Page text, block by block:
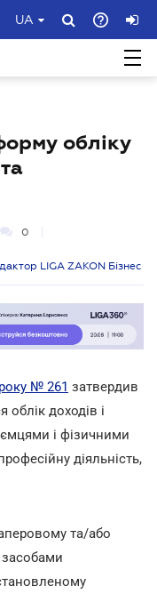
UA
обліку
0
LIGA ZAKON Бізнес
№ 261 затвердив
доходів і
і фізичними
діяльність,
та/або
засобами